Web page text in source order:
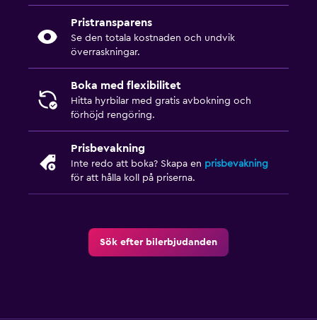
Pristransparens
Se den totala kostnaden och undvik
överraskningar.
Boka med flexibilitet
Hitta hyrbilar med gratis avbokning och
förhöjd rengöring.
Prisbevakning
Inte redo att boka? Skapa en prisbevakning
för att hålla koll på priserna.
Sök efter bilerbjudanden